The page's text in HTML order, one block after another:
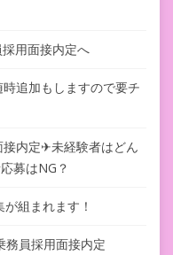
用面接内定へ
追加もしますので要チ
内定✈未経験者はどん
募はNG？
組まれます！
務員採用面接内定